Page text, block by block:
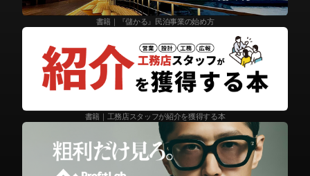
書籍｜『儲かる』民泊事業の始め方
書籍｜工務店スタッフが紹介を獲得する本